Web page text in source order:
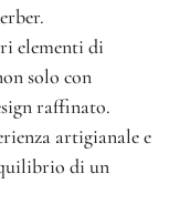
elementi di
solo con
raffinato.
artigianale e
di un